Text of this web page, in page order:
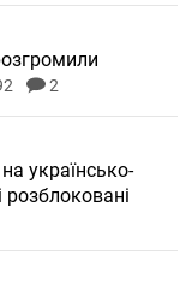
2
українсько-